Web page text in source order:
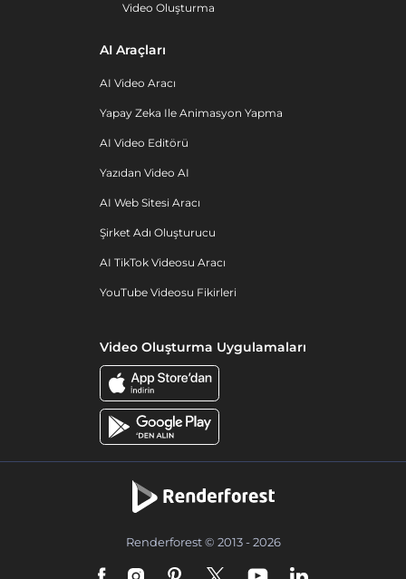
Video Oluşturma
AI Araçları
AI Video Aracı
Yapay Zeka Ile Animasyon Yapma
AI Video Editörü
Yazıdan Video AI
AI Web Sitesi Aracı
Şirket Adı Oluşturucu
AI TikTok Videosu Aracı
YouTube Videosu Fikirleri
Video Oluşturma Uygulamaları
Renderforest © 2013 - 2026